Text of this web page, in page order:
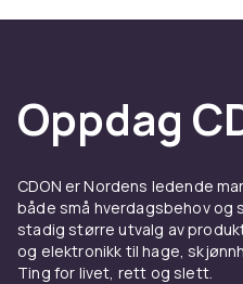
Oppdag
CDON er Nordens ledende
både små hverdagsbehov og
stadig større utvalg av
og elektronikk til hage,
Ting for livet, rett og slett.